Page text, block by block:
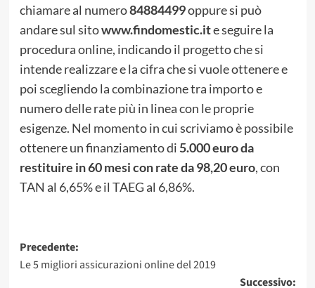
chiamare al numero84884499oppure si può
andare sul sitowww.findomestic.ite seguire la
procedura online, indicando il progetto che si
intende realizzare e la cifra che si vuole ottenere e
poi scegliendo la combinazione tra importo e
numero delle rate più in linea con le proprie
esigenze. Nel momento in cui scriviamo è possibile
ottenere un finanziamento di 5.000 euro da
restituire in 60 mesi con rate da 98,20 euro, con
TAN al 6,65% e il TAEG al 6,86%.
Navigazione
articolo
Precedente:
Le 5 migliori assicurazioni online del 2019
Successivo: